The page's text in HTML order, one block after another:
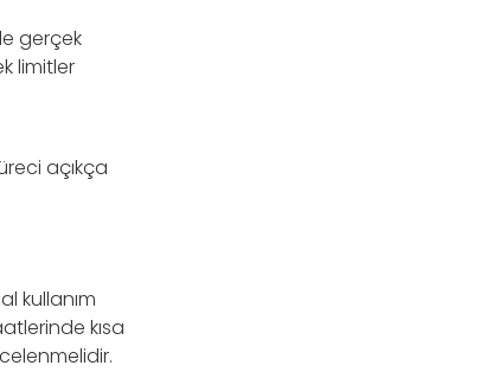
gerçek
limitler
açıkça
kullanım
kısa